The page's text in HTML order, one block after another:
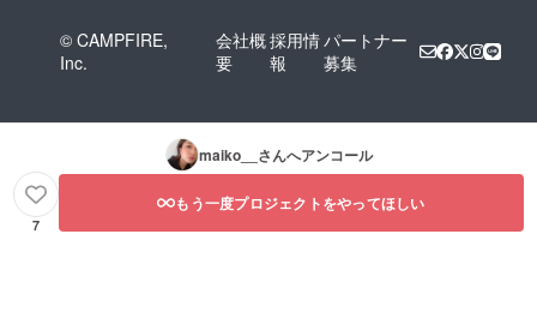
© CAMPFIRE,
Inc.
会社概
要
採用情
報
パートナー
募集
maiko__ さんへアンコール
7
もう一度プロジェクトをやってほしい